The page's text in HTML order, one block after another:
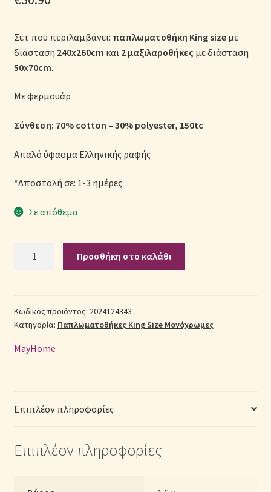
Ολοκλήρωση παραγγελίας
Όροι Χρήσης
Πολιτική cookie
Σύνδεση
Σετ που περιλαμβάνει: παπλωματοθήκη King sizeμε
διάσταση 240x260cm και 2 μαξιλαροθήκες με διάσταση
50x70cm.
Με φερμουάρ
Σύνθεση: 70% cotton – 30% polyester, 150tc
Απαλό ύφασμα Ελληνικής ραφής
*Αποστολή σε: 1-3 ημέρες
Σε απόθεμα
Παπλωματοθήκη
Size
(Π:
x
2024124343
Μπεζ
Προσθήκη στο καλάθι
Κωδικός προϊόντος: 2024124343
Κατηγορία: Παπλωματοθήκες King Size Μονόχρωμες
MayHome
Επιπλέον πληροφορίες
Επιπλέον πληροφορίες